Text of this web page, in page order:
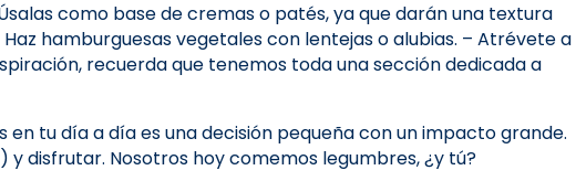
como base de cremas o patés, ya que darán una textura
hamburguesas vegetales con lentejas o alubias. – Atrévete a
recuerda que tenemos toda una sección dedicada a
tu día a día es una decisión pequeña con un impacto grande.
y disfrutar. Nosotros hoy comemos legumbres, ¿y tú?